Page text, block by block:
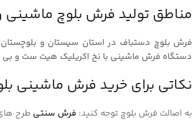
مناطق تولید فرش بلوچ
فرش بلوچ دستباف در استان سیستان و
دستگاه فرش ماشینی با نخ اکریلیک هیت ست و
نکاتی برای خرید فرش ماشینی
به اصالت فرش بلوچ توجه کنید: فرش سنتی طرح